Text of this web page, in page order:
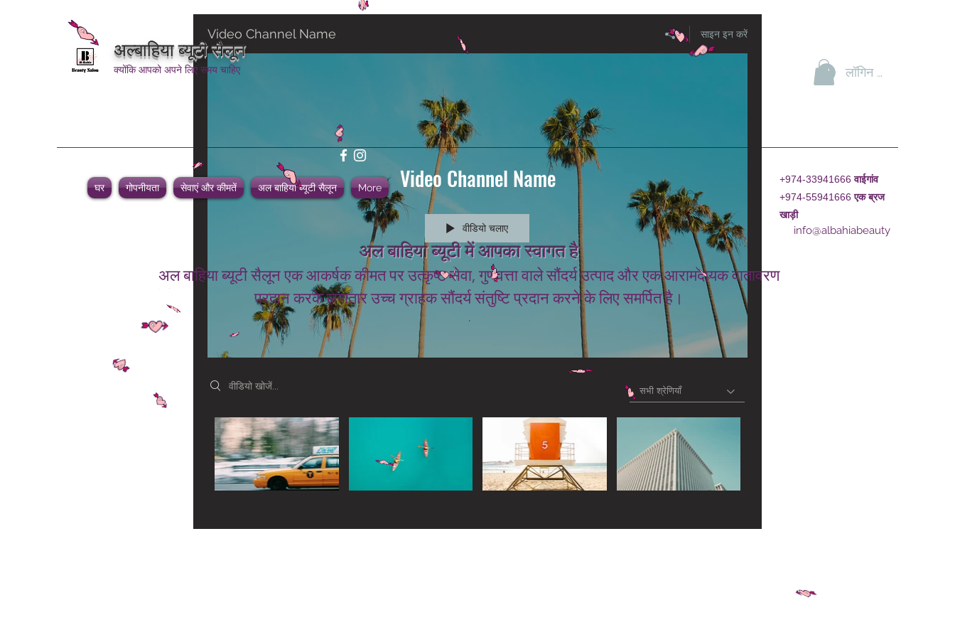
अल्बाहिया ब्यूटी सैलून
क्योंकि आपको अपने लिए समय चाहिए लॉगिन करें
घर गोपनीयता सेवाएं और कीमतें अल बाहिया ब्यूटी सैलून More
+974-33941666वाईगांव
+974-55941666एक ब्रज
खाड़ी
info@albahiabeauty
अल बाहिया ब्यूटी में आपका स्वागत है
अल बाहिया ब्यूटी सैलून एक आकर्षक कीमत पर उत्कृष्ट सेवा, गुणवत्ता वाले सौंदर्य उत्पाद और एक आरामदायक वातावरण
प्रदान करके लगातार उच्च ग्राहक सौंदर्य संतुष्टि प्रदान करने के लिए समर्पित है।
.
Widget Didn’t Load
Check your internet and refresh
If that doesn’t work, contact us.
Video Channel Name साइन इन करें
Video Channel Name
वीडियो चलाए
Search videos
सभी श्रेणियाँ